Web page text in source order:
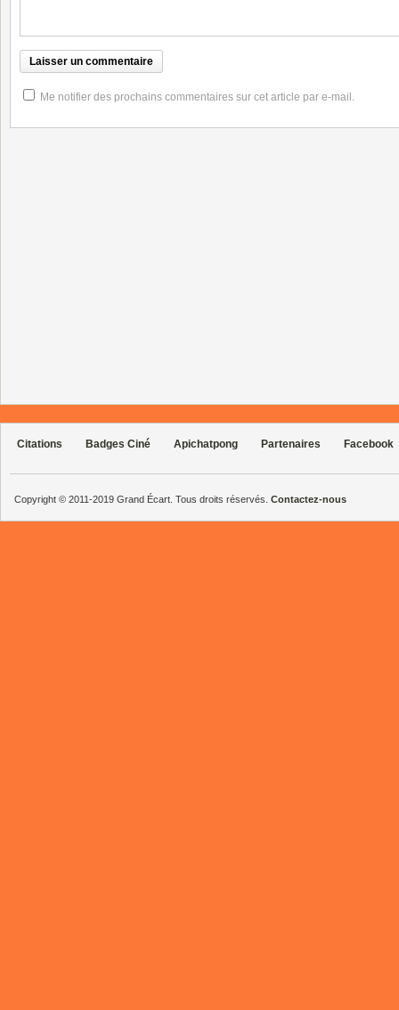
Me notifier des prochains commentaires sur cet article par e-mail.
Citations Badges Ciné Apichatpong Partenaires Facebook
Copyright © 2011-2019 Grand Écart. Tous droits réservés. Contactez-nous